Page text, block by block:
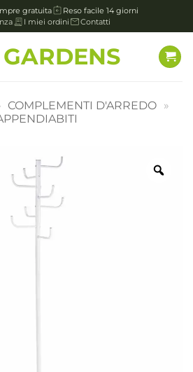
gratuita
Reso facile 14 giorni
I miei ordini Contatti
COMPLEMENTI D'ARREDO »